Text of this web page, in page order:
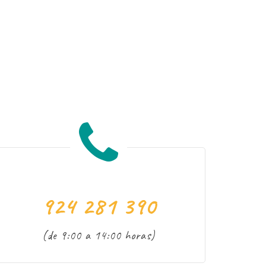
924 281 390
(de 9:00 a 14:00 horas)